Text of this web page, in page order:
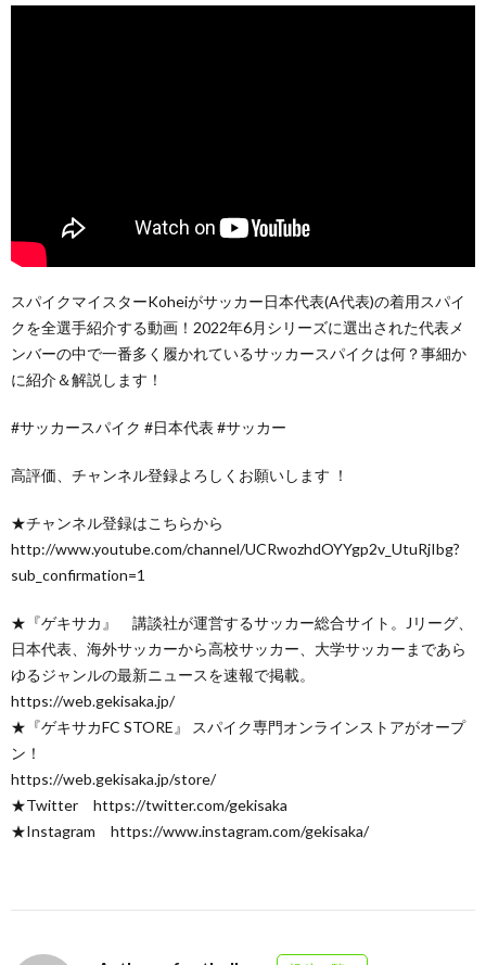
スパイクマイスターKoheiがサッカー日本代表(A代表)の着用スパイ
クを全選手紹介する動画！2022年6月シリーズに選出された代表メ
ンバーの中で一番多く履かれているサッカースパイクは何？事細か
に紹介＆解説します！
#サッカースパイク #日本代表 #サッカー
高評価、チャンネル登録よろしくお願いします ！
★チャンネル登録はこちらから
http://www.youtube.com/channel/UCRwozhdOYYgp2v_UtuRjIbg?
sub_confirmation=1
★『ゲキサカ』 講談社が運営するサッカー総合サイト。Jリーグ、
日本代表、海外サッカーから高校サッカー、大学サッカーまであら
ゆるジャンルの最新ニュースを速報で掲載。
https://web.gekisaka.jp/
★『ゲキサカFC STORE』 スパイク専門オンラインストアがオープ
ン！
https://web.gekisaka.jp/store/
★Twitter https://twitter.com/gekisaka
★Instagram https://www.instagram.com/gekisaka/